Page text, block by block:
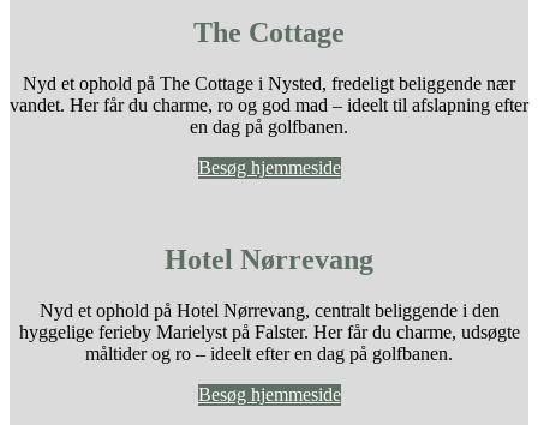
The Cottage
Nyd et ophold på The Cottage i Nysted, fredeligt beliggende nær
vandet. Her får du charme, ro og god mad – ideelt til afslapning efter
en dag på golfbanen.
Besøg hjemmeside
Hotel Nørrevang
Nyd et ophold på Hotel Nørrevang, centralt beliggende i den
hyggelige ferieby Marielyst på Falster. Her får du charme, udsøgte
måltider og ro – ideelt efter en dag på golfbanen.
Besøg hjemmeside